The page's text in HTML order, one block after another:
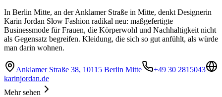
In Berlin Mitte, an der Anklamer Straße in Mitte, denkt Designerin
Karin Jordan Slow Fashion radikal neu: maßgefertigte
Businessmode für Frauen, die Körperwohl und Nachhaltigkeit nicht
als Gegensatz begreifen. Kleidung, die sich so gut anfühlt, als würde
man darin wohnen.
Anklamer Straße 38, 10115 Berlin Mitte
+49 30 2815043
karinjordan.de
Mehr sehen